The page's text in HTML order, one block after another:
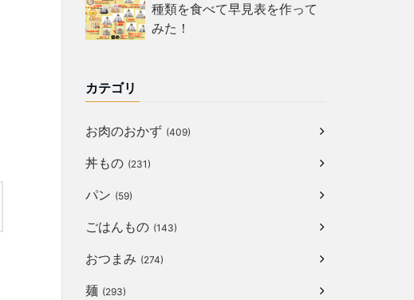
種類を食べて早見表を作って
みた！
カテゴリ
お肉のおかず (409)
丼もの (231)
パン (59)
ごはんもの (143)
おつまみ (274)
麺 (293)